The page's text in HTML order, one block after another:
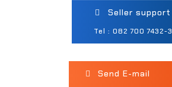
Seller support
Tel : 082 700 7432-3
Send E-mail